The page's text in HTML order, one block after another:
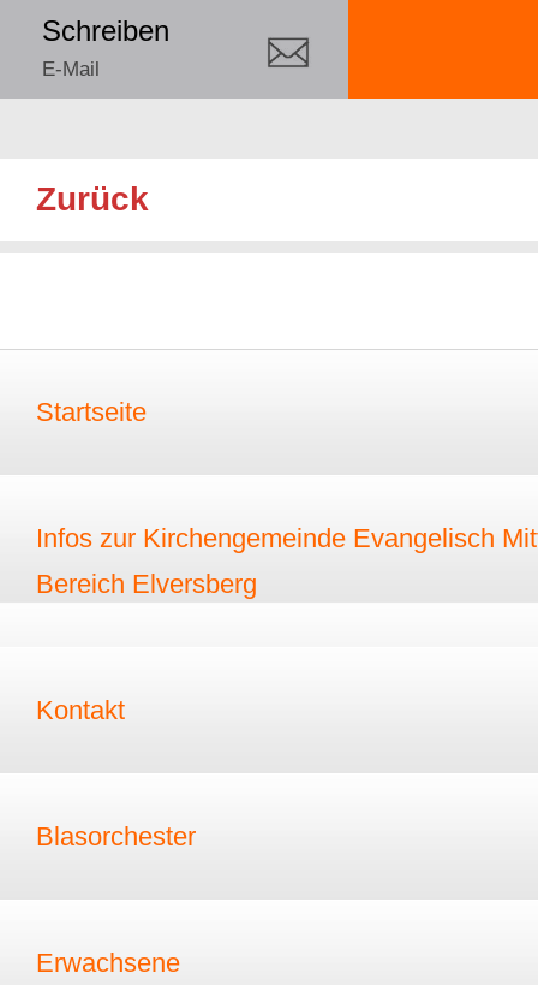
Schreiben
E-Mail
Zurück
Startseite
Infos zur Kirchengemeinde Evangelisch
Bereich Elversberg
Kontakt
Blasorchester
Erwachsene